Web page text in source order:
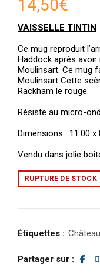
14,50€
VAISSELLE TINTIN
Ce mug reproduit
Haddock après
Moulinsart. Ce mug
Moulinsart Cette
Rackham le rouge.
Résiste au micro-
Dimensions : 11.00 x
Vendu dans jolie
RUPTURE DE STOCK
Étiquettes :
Partager sur